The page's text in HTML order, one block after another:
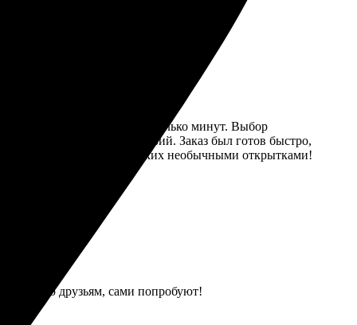
в личный кабинет за несколько минут. Выбор
никаких лишних действий. Заказ был готов быстро,
хочет порадовать близких необычными открытками!
друзьям, сами попробуют!